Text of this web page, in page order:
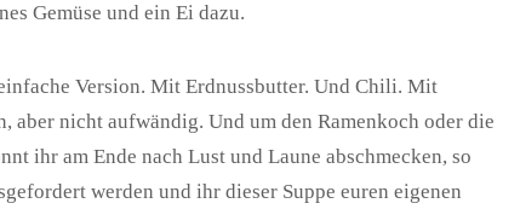
Gemüse und ein Ei dazu.
Version. Mit Erdnussbutter. Und Chili. Mit
aber nicht aufwändig. Und um den Ramenkoch oder die
ihr am Ende nach Lust und Laune abschmecken, so
werden und ihr dieser Suppe euren eigenen